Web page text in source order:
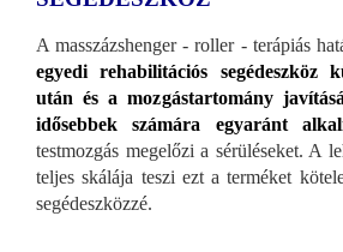
A masszázshenger - roller - terápiás
egyedi rehabilitációs segédeszköz
után és a mozgástartomány
idősebbek számára egyaránt
testmozgás megelőzi a sérüléseket. A
teljes skálája teszi ezt a terméket
segédeszközzé.